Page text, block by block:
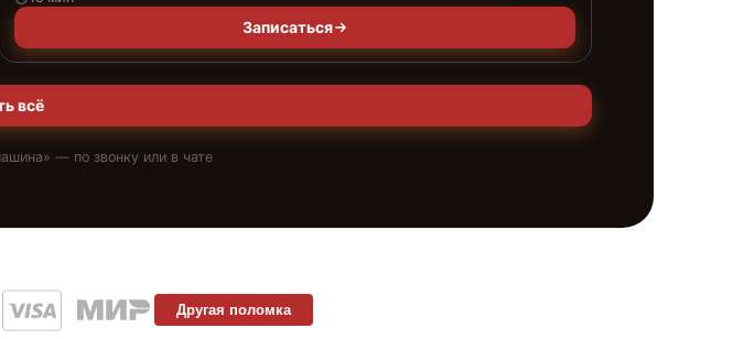
Записаться
всё
» — по звонку или в чате
Другая поломка